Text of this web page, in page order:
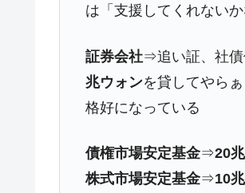
Fact1 奇跡の毛色「白毛馬」
Fact1 全て勝つといくら？ 競
Fact1 平成仮面ライダーの意
Fact1 発表から2日で大崩壊
Fact1 日本人マスターズ挑戦
は「支援してくれない
証券会社⇒追い証、社
兆ウォンを貸してやら
格好になっている
債権市場安定基金⇒20
株式市場安定基金⇒10